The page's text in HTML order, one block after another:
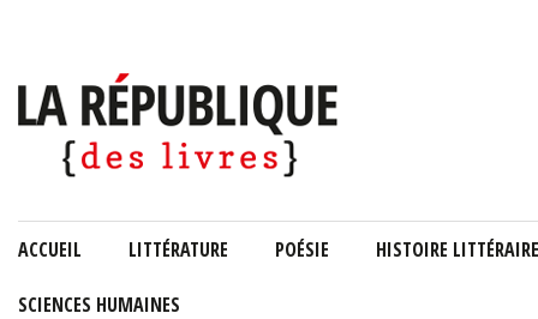
ACCUEIL LITTÉRATURE POÉSIE HISTOIRE LITTÉRAIRE
SCIENCES HUMAINES